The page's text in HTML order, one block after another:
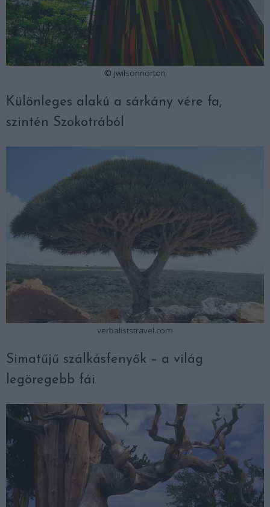
© jwilsonnorton
Különleges alakú a sárkány vére fa,
szintén Szokotrából
verbaliststravel.com
Simatűjű szálkásfenyők – a világ
legöregebb fái